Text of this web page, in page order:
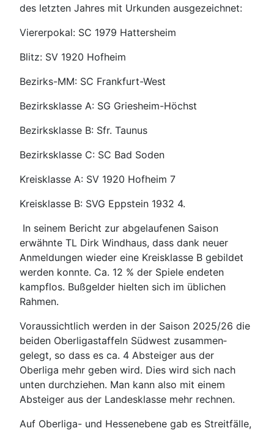
des letzten Jahres mit Urkunden ausgezeichnet:
Viererpokal: SC 1979 Hattersheim
Blitz: SV 1920 Hofheim
Bezirks-MM: SC Frankfurt-West
Bezirksklasse A: SG Griesheim-Höchst
Bezirksklasse B: Sfr. Taunus
Bezirksklasse C: SC Bad Soden
Kreisklasse A: SV 1920 Hofheim 7
Kreisklasse B: SVG Eppstein 1932 4.
In seinem Bericht zur abgelaufenen Saison
erwähnte TL Dirk Windhaus, dass dank neuer
Anmeldungen wieder eine Kreisklasse B gebildet
werden konnte. Ca. 12 % der Spiele endeten
kampflos. Bußgelder hielten sich im üblichen
Rahmen.
Voraussichtlich werden in der Saison 2025/26 die
beiden Oberligastaffeln Südwest zusammen­
gelegt, so dass es ca. 4 Absteiger aus der
Oberliga mehr geben wird. Dies wird sich nach
unten durchziehen. Man kann also mit einem
Absteiger aus der Landesklasse mehr rechnen.
Auf Oberliga- und Hessenebene gab es Streitfälle,